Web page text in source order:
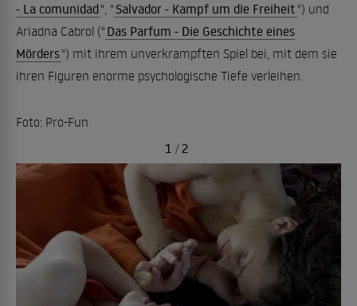
- La comunidad", " Salvador - Kampf um die Freiheit ") und
Ariadna Cabrol (" Das Parfum - Die Geschichte eines
Mörders") mit ihrem unverkrampften Spiel bei, mit dem sie
ihren Figuren enorme psychologische Tiefe verleihen.
Foto: Pro-Fun
1 / 2